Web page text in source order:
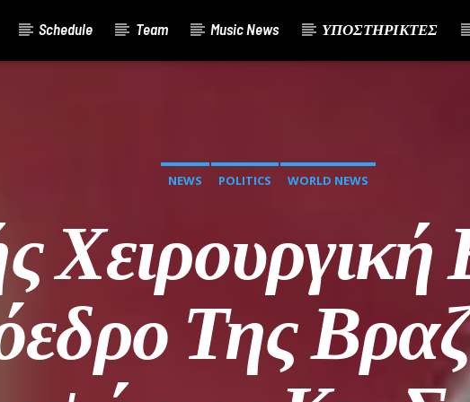
Schedule Team Music News ΥΠΟΣΤΗΡΙΚΤΕΣ
NEWS POLITICS WORLD NEWS
Της